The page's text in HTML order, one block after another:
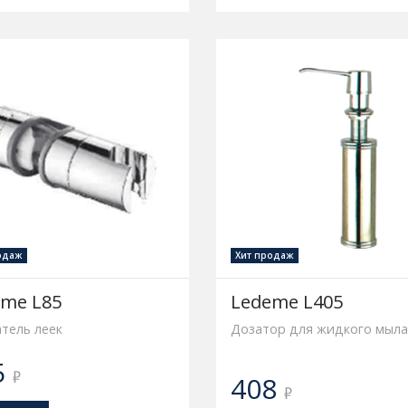
L85
леек
₽
Хит продаж
Ledeme L405
Дозатор для жидкого мыла
408 ₽